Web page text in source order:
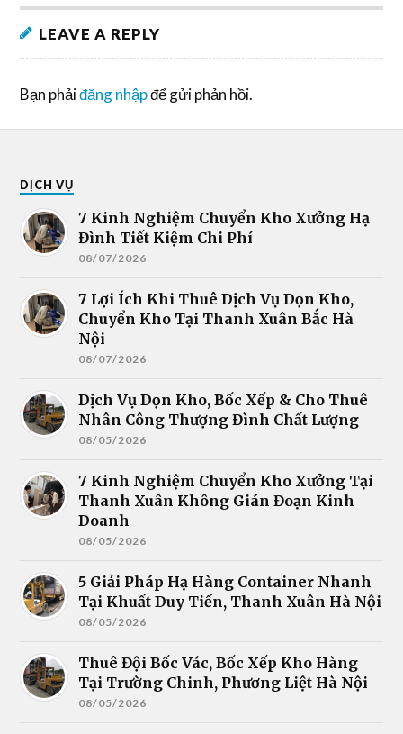
LEAVE A REPLY
Bạn phảiđăng nhậpđể gửi phản hồi.
DỊCH VỤ
7 Kinh Nghiệm Chuyển Kho Xưởng Hạ
Đình Tiết Kiệm Chi Phí
08/07/2026
7 Lợi Ích Khi Thuê Dịch Vụ Dọn Kho,
Chuyển Kho Tại Thanh Xuân Bắc Hà
Nội
08/07/2026
Dịch Vụ Dọn Kho, Bốc Xếp & Cho Thuê
Nhân Công Thượng Đình Chất Lượng
08/05/2026
7 Kinh Nghiệm Chuyển Kho Xưởng Tại
Thanh Xuân Không Gián Đoạn Kinh
Doanh
08/05/2026
5 Giải Pháp Hạ Hàng Container Nhanh
Tại Khuất Duy Tiến, Thanh Xuân Hà Nội
08/05/2026
Thuê Đội Bốc Vác, Bốc Xếp Kho Hàng
Tại Trường Chinh, Phương Liệt Hà Nội
08/05/2026